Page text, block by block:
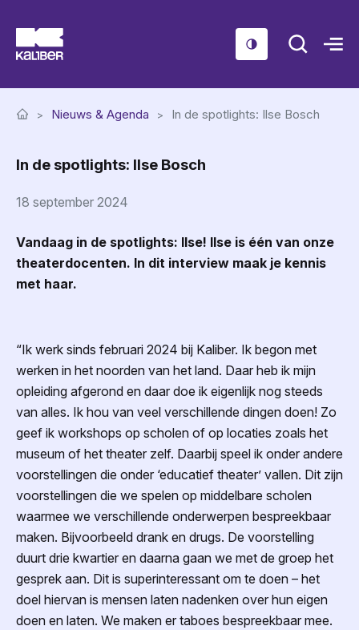
Sociaal domein
Over ons
Nieuws & Agenda
Contact
Nieuws & Agenda In de spotlights: Ilse Bosch
In de spotlights: Ilse Bosch
18 september 2024
Vandaag in de spotlights: Ilse! Ilse is één van onze
theaterdocenten. In dit interview maak je kennis
met haar.
“Ik werk sinds februari 2024 bij Kaliber. Ik begon met
werken in het noorden van het land. Daar heb ik mijn
opleiding afgerond en daar doe ik eigenlijk nog steeds
van alles. Ik hou van veel verschillende dingen doen! Zo
geef ik workshops op scholen of op locaties zoals het
museum of het theater zelf. Daarbij speel ik onder andere
voorstellingen die onder ‘educatief theater’ vallen. Dit zijn
voorstellingen die we spelen op middelbare scholen
waarmee we verschillende onderwerpen bespreekbaar
maken. Bijvoorbeeld drank en drugs. De voorstelling
duurt drie kwartier en daarna gaan we met de groep het
gesprek aan. Dit is superinteressant om te doen – het
doel hiervan is mensen laten nadenken over hun eigen
doen en laten. We maken er taboes bespreekbaar mee.